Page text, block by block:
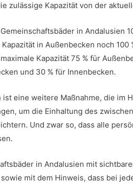
zulässige Kapazität von der
in Andalusien
in Außenbecken noch
Kapazität 75 % für
und 30 % für Innenbecken.
eine weitere Maßnahme, die im
um die Einhaltung des
Und zwar so, dass alle
in Andalusien mit
mit dem Hinweis, dass bei